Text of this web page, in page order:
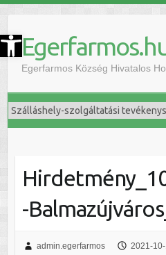
Eszköztár megnyitása
Egerfarmos Község Hivatalos
-
admin.egerfarmos 2021-